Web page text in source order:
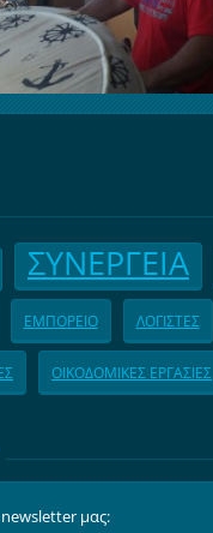
ΣΥΝΕΡΓΕΙΑ
ΕΜΠΟΡΕΙΟ ΛΟΓΙΣΤΕΣ
ΟΙΚΟΔΟΜΙΚΕΣ ΕΡΓΑΣΙΕΣ
newsletter μας: